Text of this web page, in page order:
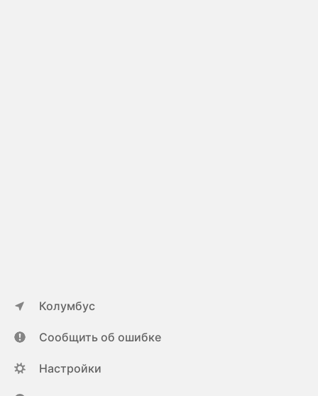
Колумбус
Сообщить об ошибке
Настройки